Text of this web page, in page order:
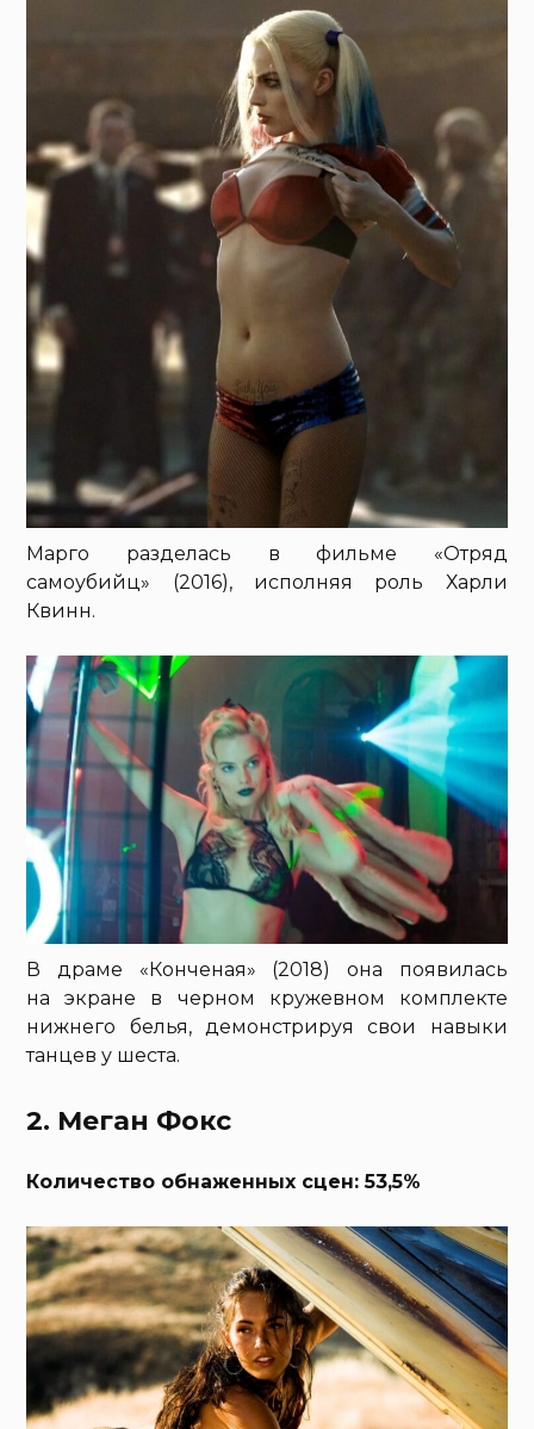
Марго разделась в фильме «Отряд
самоубийц» (2016), исполняя роль Харли
Квинн.
В драме «Конченая» (2018) она появилась
на экране в черном кружевном комплекте
нижнего белья, демонстрируя свои навыки
танцев у шеста.
2. Меган Фокс
Количество обнаженных сцен: 53,5%